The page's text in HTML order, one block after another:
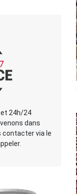
et 24h/24
dans
contacter via le